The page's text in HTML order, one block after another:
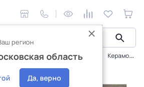
Плитка Delacora Nepal Керамогранит Delacora Nepal Dark 30x60 (1,44) D30017M
регион
область
Да, верно